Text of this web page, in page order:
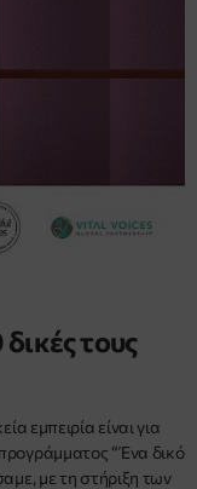
τους
εμπειρία είναι για
“Ένα δικό
με τη στήριξη των